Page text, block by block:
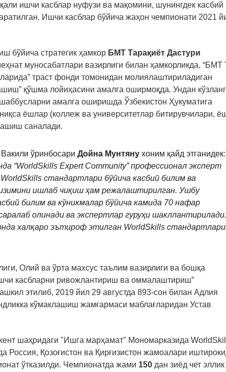
ишчи касблар нуфузи ва мақомини, шунингдек касбий
Ишчи касблар бўйича жаҳон чемпионати 2021
бўйича стратегик ҳамкор БМТ Тарақиёт Дастури
муносабатлари вазирлиги билан ҳамкорликда, “БМТ
траст фонди томонидан молиялаштириладиган
қўшма лойиҳасини амалга оширмоқда. Ундан
амалга оширишда Ўзбекистон Ҳукуматига
ёшлар (коллеж ва университетлар битирувчилари,
саналади.
ўринбосари Дойна Мунтяну хоним қайд этганидек:
“WorldSkills Expert Community” профессионал эксперт
стандартлари бўйича касбий билим ва
ишлаб чиқиш ҳам режалаштирилган. Ушбу
билим ва кўникмалар бўйича камида 70 нафар
олинади ва экспертлар гуруҳи шакллантирилади.
халқаро эътироф этилган WorldSkills
Олий ва ўрта махсус таълим вазирлиги ва бошқа
касбларни ривожлантириш ва оммалаштириш”
этилиб, 2019 йил 29 августда 893-сон билан Адлия
кўмаклашиш жамғармаси маблағларидан Устав
шаҳридаги "Ишга марҳамат" Мономарказида
Россия, Қозоғистон ва Қирғизистон жамоалари
ўтказилди. Чемпионатда жами 150 дан зиёд чет эллик